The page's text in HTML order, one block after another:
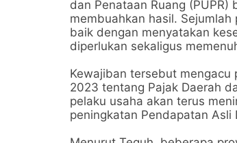
dan Penataan Ruang (PUPR)
membuahkan hasil.
baik dengan menyatakan
diperlukan sekaligus
Kewajiban tersebut mengacu
2023 tentang Pajak Daerah
pelaku usaha akan terus
peningkatan Pendapatan Asli